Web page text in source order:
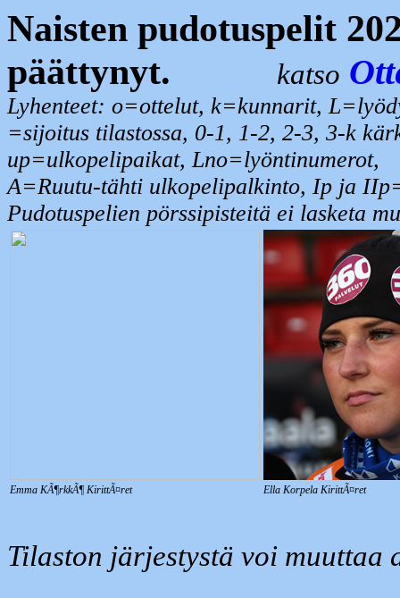
Naisten pudotuspelit
päättynyt.
katso
Lyhenteet: o=ottelut, k=kunnarit,
=sijoitus tilastossa, 0-1, 1-2, 2-3, 3-k
up=ulkopelipaikat, Lno=lyöntinumerot,
A=Ruutu-tähti ulkopelipalkinto, Ip ja
Pudotuspelien pörssipisteitä ei lasketa
Emma KÃ¶rkkÃ¶ KirittÃ¤ret Ella Korpela KirittÃ¤ret
Tilaston järjestystä voi